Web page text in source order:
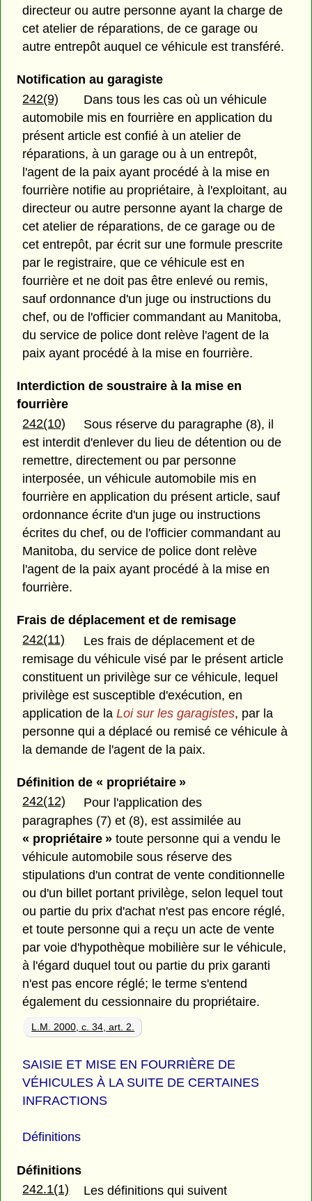
directeur ou autre personne ayant la charge de
cet atelier de réparations, de ce garage ou
autre entrepôt auquel ce véhicule est transféré.
Notification au garagiste
242(9)
Dans tous les cas où un véhicule
automobile mis en fourrière en application du
présent article est confié à un atelier de
réparations, à un garage ou à un entrepôt,
l'agent de la paix ayant procédé à la mise en
fourrière notifie au propriétaire, à l'exploitant, au
directeur ou autre personne ayant la charge de
cet atelier de réparations, de ce garage ou de
cet entrepôt, par écrit sur une formule prescrite
par le registraire, que ce véhicule est en
fourrière et ne doit pas être enlevé ou remis,
sauf ordonnance d'un juge ou instructions du
chef, ou de l'officier commandant au Manitoba,
du service de police dont relève l'agent de la
paix ayant procédé à la mise en fourrière.
Interdiction de soustraire à la mise en
fourrière
242(10)
Sous réserve du paragraphe (8), il
est interdit d'enlever du lieu de détention ou de
remettre, directement ou par personne
interposée, un véhicule automobile mis en
fourrière en application du présent article, sauf
ordonnance écrite d'un juge ou instructions
écrites du chef, ou de l'officier commandant au
Manitoba, du service de police dont relève
l'agent de la paix ayant procédé à la mise en
fourrière.
Frais de déplacement et de remisage
242(11)
Les frais de déplacement et de
remisage du véhicule visé par le présent article
constituent un privilège sur ce véhicule, lequel
privilège est susceptible d'exécution, en
application de laLoi sur les garagistes, par la
personne qui a déplacé ou remisé ce véhicule à
la demande de l'agent de la paix.
Définition de « propriétaire »
242(12)
Pour l'application des
paragraphes (7) et (8), est assimilée au
« propriétaire » toute personne qui a vendu le
véhicule automobile sous réserve des
stipulations d'un contrat de vente conditionnelle
ou d'un billet portant privilège, selon lequel tout
ou partie du prix d'achat n'est pas encore réglé,
et toute personne qui a reçu un acte de vente
par voie d'hypothèque mobilière sur le véhicule,
à l'égard duquel tout ou partie du prix garanti
n'est pas encore réglé; le terme s'entend
également du cessionnaire du propriétaire.
L.M. 2000, c. 34, art. 2.
SAISIE ET MISE EN FOURRIÈRE DE
VÉHICULES À LA SUITE DE CERTAINES
INFRACTIONS
Définitions
Définitions
242.1(1)
Les définitions qui suivent